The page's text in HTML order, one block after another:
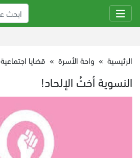
الرئيسية » واحة الأسرة » قضايا اجتماعية
النسوية أختُ الإلحاد!